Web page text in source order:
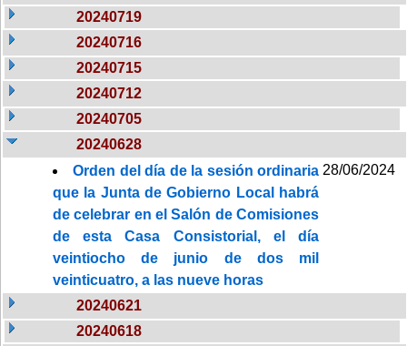
20240719
20240716
20240715
20240712
20240705
20240628
Orden del día de la sesión ordinaria
que la Junta de Gobierno Local habrá
de celebrar en el Salón de Comisiones
de esta Casa Consistorial, el día
veintiocho de junio de dos mil
veinticuatro, a las nueve horas
28/06/2024
20240621
20240618